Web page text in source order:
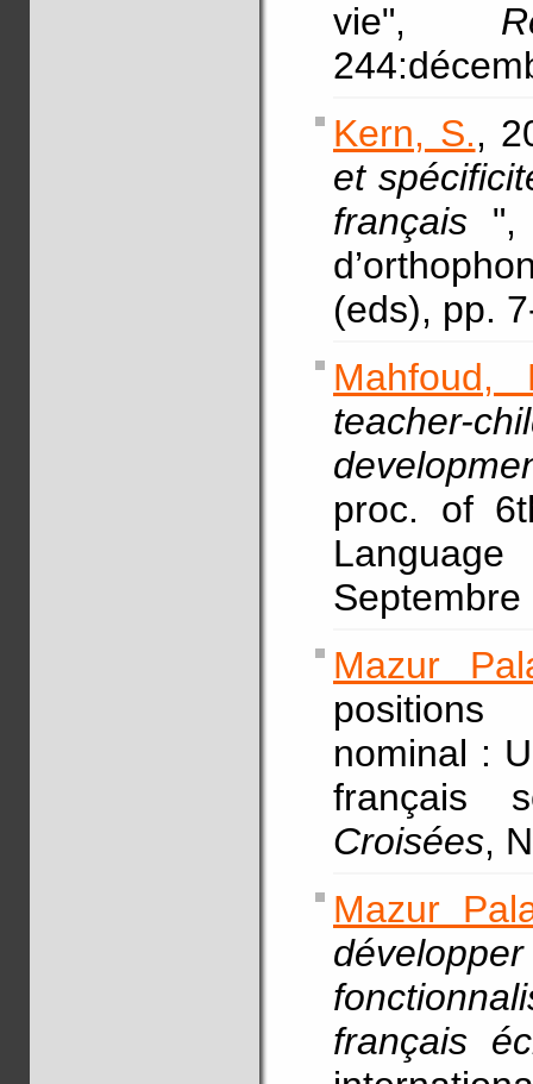
vie",
Kern, S.,
et
français ",
(eds), pp.
Mahfoud,
teacher-
proc. of
Mazur
nominal :
français
Croisées,
Mazur
français